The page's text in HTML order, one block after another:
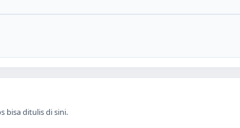
bisa ditulis di sini.